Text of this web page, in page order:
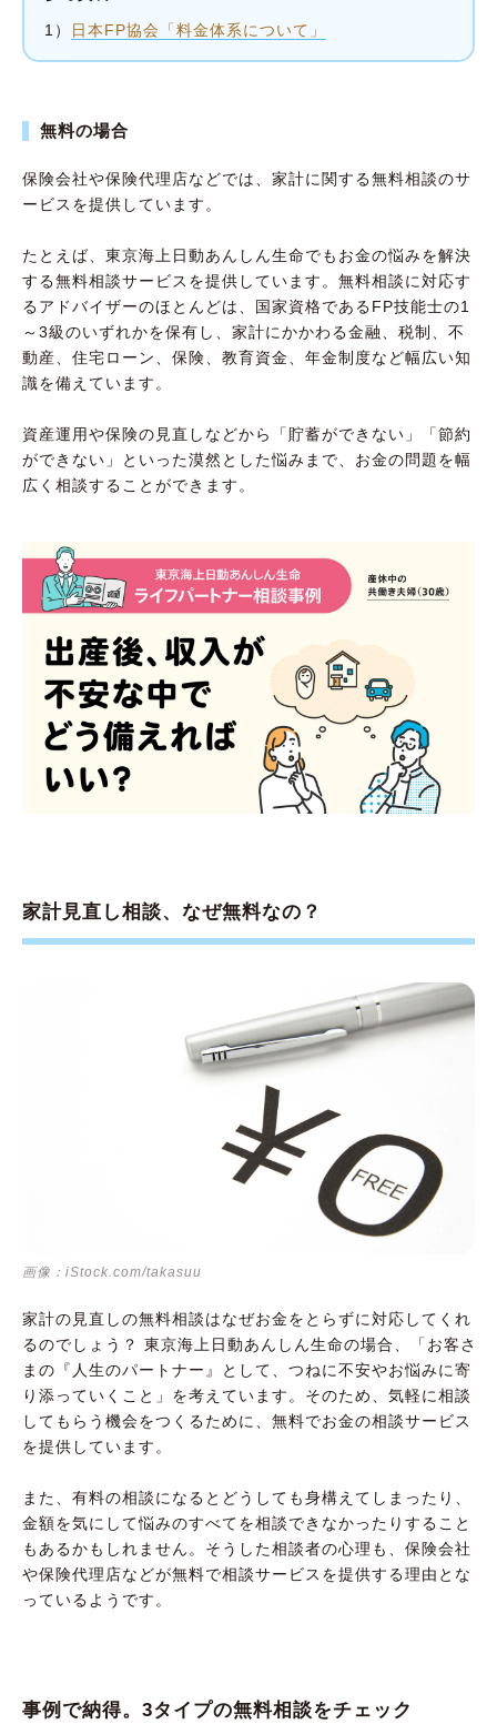
1） 日本FP協会「料金体系について」
無料の場合
保険会社や保険代理店などでは、家計に関する無料相談のサ
ービスを提供しています。
たとえば、東京海上日動あんしん生命でもお金の悩みを解決
する無料相談サービスを提供しています。無料相談に対応す
るアドバイザーのほとんどは、国家資格であるFP技能士の1
～3級のいずれかを保有し、家計にかかわる金融、税制、不
動産、住宅ローン、保険、教育資金、年金制度など幅広い知
識を備えています。
資産運用や保険の見直しなどから「貯蓄ができない」「節約
ができない」といった漠然とした悩みまで、お金の問題を幅
広く相談することができます。
家計見直し相談、なぜ無料なの？
画像：iStock.com/takasuu
家計の見直しの無料相談はなぜお金をとらずに対応してくれ
るのでしょう？ 東京海上日動あんしん生命の場合、「お客さ
まの『人生のパートナー』として、つねに不安やお悩みに寄
り添っていくこと」を考えています。そのため、気軽に相談
してもらう機会をつくるために、無料でお金の相談サービス
を提供しています。
また、有料の相談になるとどうしても身構えてしまったり、
金額を気にして悩みのすべてを相談できなかったりすること
もあるかもしれません。そうした相談者の心理も、保険会社
や保険代理店などが無料で相談サービスを提供する理由とな
っているようです。
事例で納得。3タイプの無料相談をチェック